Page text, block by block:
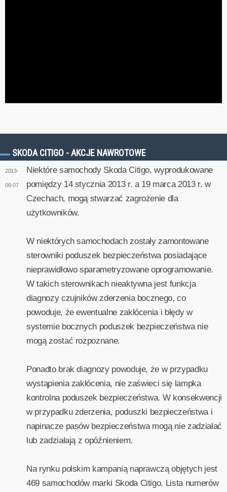
SKODA CITIGO - AKCJE NAWROTOWE
2013-
06-07
Niektóre samochody Skoda Citigo, wyprodukowane
pomiędzy 14 stycznia 2013 r. a 19 marca 2013 r. w
Czechach, mogą stwarzać zagrożenie dla
użytkowników.
W niektórych samochodach zostały zamontowane
sterowniki poduszek bezpieczeństwa posiadające
nieprawidłowo sparametryzowane oprogramowanie.
W takich sterownikach nieaktywna jest funkcja
diagnozy czujników zderzenia bocznego, co
powoduje, że ewentualne zakłócenia i błędy w
systemie bocznych poduszek bezpieczeństwa nie
mogą zostać rozpoznane.
Ponadto brak diagnozy powoduje, że w przypadku
wystąpienia zakłócenia, nie zaświeci się lampka
kontrolna poduszek bezpieczeństwa. W konsekwencji
w przypadku zderzenia, poduszki bezpieczeństwa i
napinacze pasów bezpieczeństwa mogą nie zadziałać
lub zadziałają z opóźnieniem.
Na rynku polskim kampanią naprawczą objętych jest
469 samochodów marki Skoda Citigo. Lista numerów